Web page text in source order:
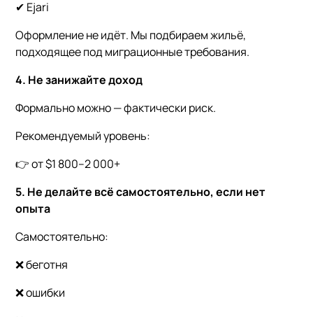
✔ Ejari
Оформление не идёт. Мы подбираем жильё,
подходящее под миграционные требования.
4. Не занижайте доход
Формально можно — фактически риск.
Рекомендуемый уровень:
👉 от $1 800–2 000+
5. Не делайте всё самостоятельно, если нет
опыта
Самостоятельно:
❌ беготня
❌ ошибки